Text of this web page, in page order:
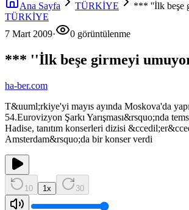
Ana Sayfa TÜRKİYE
*** ''İlk beşe
TÜRKİYE
7 Mart 2009· 0 görüntülenme
*** ''İlk beşe girmeyi
ha-ber.com
T&uuml;rkiye'yi mayıs ayında Moskova'da
54.Eurovizyon Şarkı Yarışması&rsquo;nda
Hadise, tanıtım konserleri dizisi
Amsterdam&rsquo;da bir konser verdi
10 1 x 30